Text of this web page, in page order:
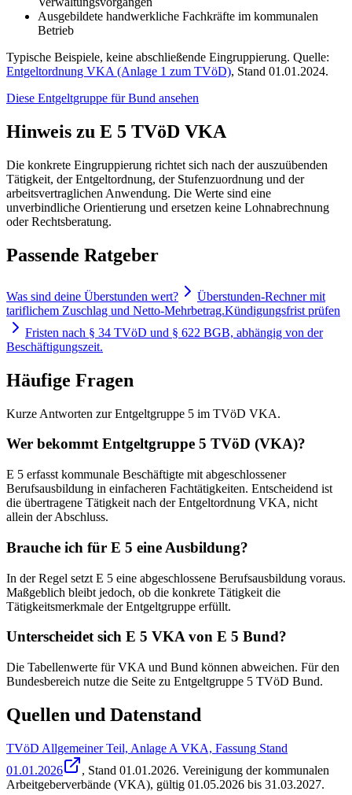
Ausgebildete handwerkliche Fachkräfte im kommunalen
Betrieb
Typische Beispiele, keine abschließende Eingruppierung. Quelle:
Entgeltordnung VKA (Anlage 1 zum TVöD), Stand 01.01.2024.
Diese Entgeltgruppe fürBund ansehen
Hinweis zu E 5 TVöD VKA
Die konkrete Eingruppierung richtet sich nach der auszuübenden
Tätigkeit, der Entgeltordnung, der Stufenzuordnung und der
arbeitsvertraglichen Anwendung. Die Werte sind eine
unverbindliche Orientierung und ersetzen keine Lohnabrechnung
oder Rechtsberatung.
Passende Ratgeber
Was sind deine Überstunden wert?
Überstunden-Rechner mit
tariflichem Zuschlag und Netto-Mehrbetrag.Kündigungsfrist prüfen
Fristen nach § 34 TVöD und § 622 BGB, abhängig von der
Beschäftigungszeit.
Häufige Fragen
Kurze Antworten zur Entgeltgruppe 5 im TVöD VKA.
Wer bekommt Entgeltgruppe 5 TVöD (VKA)?
E 5 erfasst kommunale Beschäftigte mit abgeschlossener
Berufsausbildung in einfacheren Fachtätigkeiten. Entscheidend ist
die übertragene Tätigkeit nach der Entgeltordnung VKA, nicht
allein der Abschluss.
Brauche ich für E 5 eine Ausbildung?
In der Regel setzt E 5 eine abgeschlossene Berufsausbildung voraus.
Maßgeblich bleibt jedoch, ob die konkrete Tätigkeit die
Tätigkeitsmerkmale der Entgeltgruppe erfüllt.
Unterscheidet sich E 5 VKA von E 5 Bund?
Die Tabellenwerte für VKA und Bund können abweichen. Für den
Bundesbereich nutze die Seite zu Entgeltgruppe 5 TVöD Bund.
Quellen und Datenstand
TVöD Allgemeiner Teil, Anlage A VKA, Fassung Stand
01.01.2026
, Stand 01.01.2026. Vereinigung der kommunalen
Arbeitgeberverbände (VKA), gültig 01.05.2026 bis 31.03.2027.